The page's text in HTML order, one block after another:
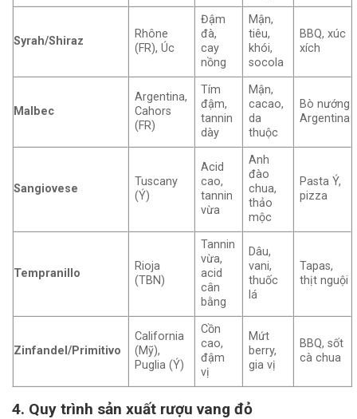
Syrah/Shiraz
Rhône
(FR), Úc
Đậm
đà,
cay
nồng
Mận,
tiêu,
khói,
socola
BBQ, xúc
xích
Malbec
Argentina,
Cahors
(FR)
Tím
đậm,
tannin
dày
Mận,
cacao,
da
thuộc
Bò nướng
Argentina
Sangiovese
Tuscany
(Ý)
Acid
cao,
tannin
vừa
Anh
đào
chua,
thảo
mộc
Pasta Ý,
pizza
Tempranillo
Rioja
(TBN)
Tannin
vừa,
acid
cân
bằng
Dâu,
vani,
thuốc
lá
Tapas,
thịt nguội
Zinfandel/Primitivo
California
(Mỹ),
Puglia (Ý)
Cồn
cao,
đậm
vị
Mứt
berry,
gia vị
BBQ, sốt
cà chua
4. Quy trình sản xuất rượu vang đỏ